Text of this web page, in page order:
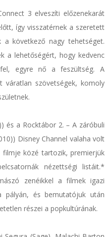
3 elveszíti előzenekarát
így visszatérnek a szeretett
a következő nagy tehetséget.
a lehetőségért, hogy kedvenc
egyre nő a feszültség. A
szövetségek, komoly
és a Rocktábor 2. – A záróbuli
Disney Channel valaha volt
filmje közé tartozik, premierjük
nézettségi listáit.*
zenéikkel a filmek igazi
pályán, és bemutatójuk után
részei a popkultúrának.